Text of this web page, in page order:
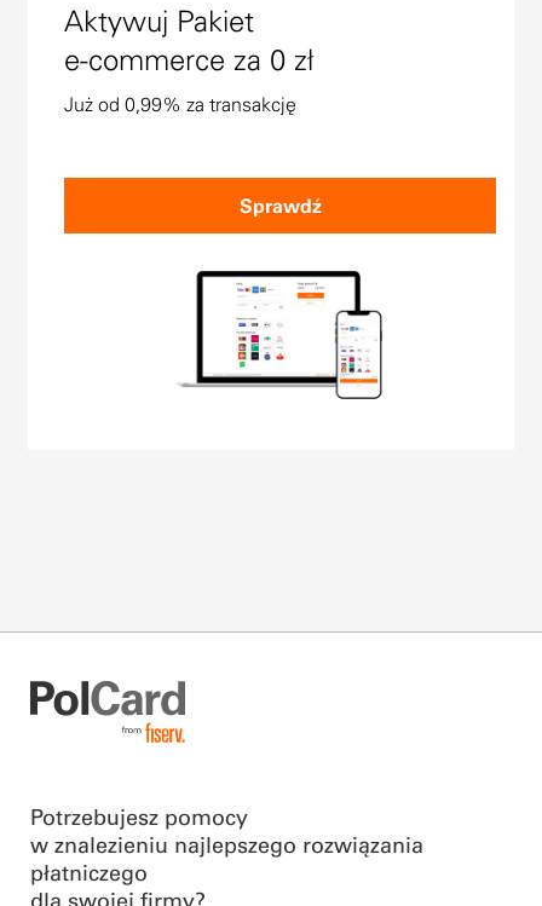
Aktywuj Pakiet
e-commerce za 0 zł
Już od 0,99% za transakcję
Sprawdź
Potrzebujesz pomocy
w znalezieniu najlepszego rozwiązania
płatniczego